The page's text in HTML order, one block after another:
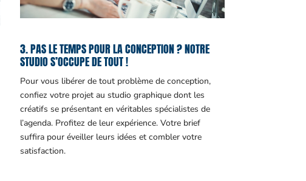
3. PAS LE TEMPS POUR LA CONCEPTION ? NOTRE
STUDIO S’OCCUPE DE TOUT !
Pour vous libérer de tout problème de conception,
confiez votre projet au studio graphique dont les
créatifs se présentant en véritables spécialistes de
l’agenda. Profitez de leur expérience. Votre brief
suffira pour éveiller leurs idées et combler votre
satisfaction.